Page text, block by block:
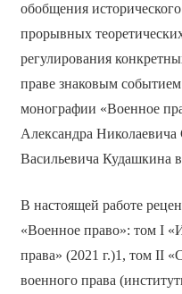
обобщения
прорывных
регулирования
праве знаковым событием
монографии «Военное
Александра
Васильевича Кудашкина
В настоящей работе
«Военное право»: том I
права» (2021 г.)1, том II
военного права